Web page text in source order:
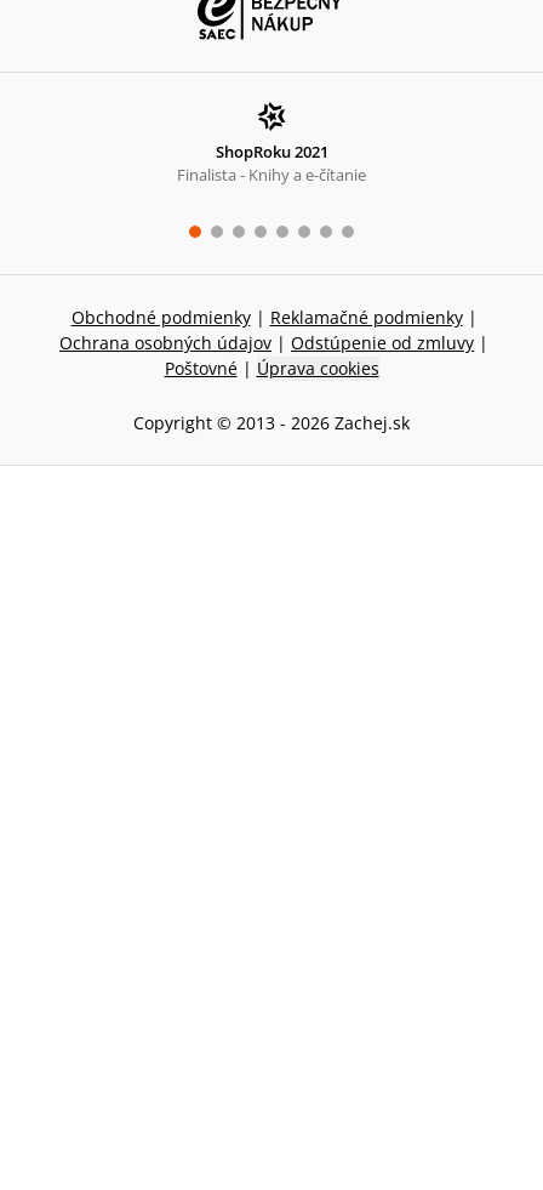
ShopRoku 2021
Finalista - Knihy a e-čítanie
Obchodné podmienky | Reklamačné podmienky |
Ochrana osobných údajov | Odstúpenie od zmluvy |
Poštovné | Úprava cookies
Copyright © 2013 - 2026 Zachej.sk